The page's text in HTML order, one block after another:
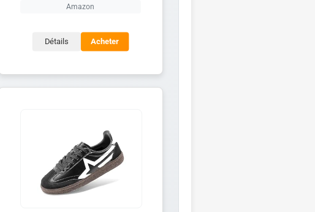
Amazon
Détails Acheter